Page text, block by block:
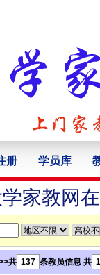
册 学员库
家教网
共 137 条教员信息 共